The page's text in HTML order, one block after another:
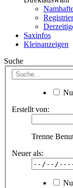
Saxinfos
Kleinanzeigen
Suche
Erstellt von:
Trenne
Neuer als: